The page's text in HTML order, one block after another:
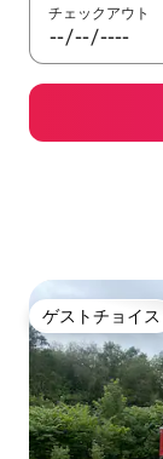
チェックアウト
ゲストチョイス
ゲストチョイス